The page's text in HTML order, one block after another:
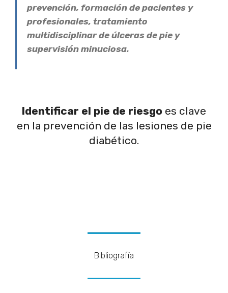
prevención, formación de pacientes y
profesionales, tratamiento
multidisciplinar de úlceras de pie y
supervisión minuciosa.
Identificar el pie de riesgo es clave
en la prevención de las lesiones de pie
diabético.
Bibliografía